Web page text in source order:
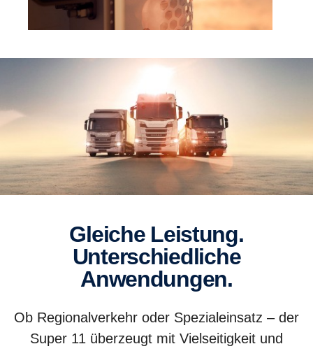
Gleiche Leistung.
Unterschiedliche
Anwendungen.
Ob Regionalverkehr oder Spezialeinsatz – der
Super 11 überzeugt mit Vielseitigkeit und